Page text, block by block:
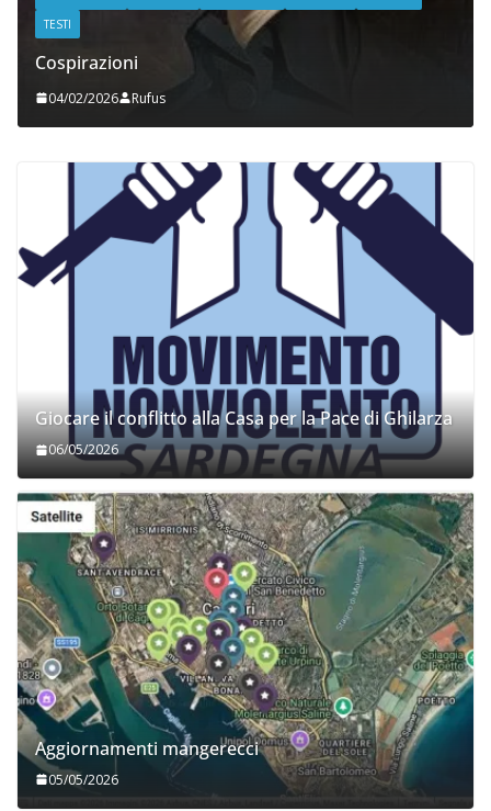
TESTI
Cospirazioni
04/02/2026 Rufus
Giocare il conflitto alla Casa per la Pace di Ghilarza
06/05/2026
Aggiornamenti mangerecci
05/05/2026